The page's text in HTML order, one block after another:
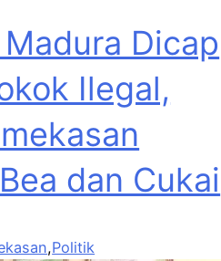
Dicap
Ilegal,
dan Cukai
,Politik